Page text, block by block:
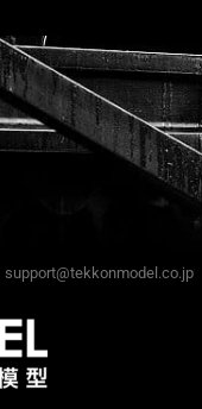
support@tekkonmodel.co.jp